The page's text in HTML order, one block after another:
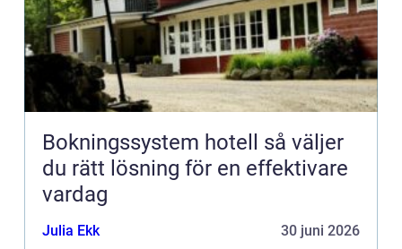
Bokningssystem hotell så väljer
du rätt lösning för en effektivare
vardag
Julia Ekk 30 juni 2026